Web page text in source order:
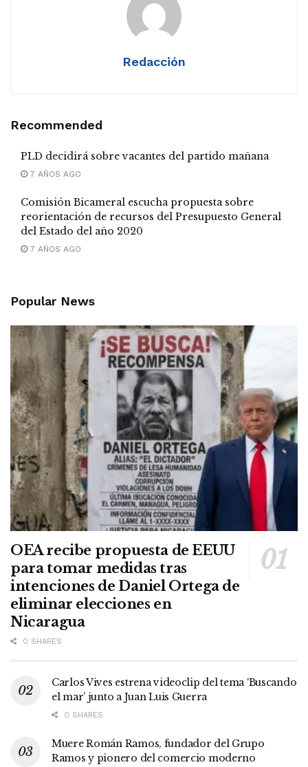
Redacción
Recommended
PLD decidirá sobre vacantes del partido mañana
7 AÑOS AGO
Comisión Bicameral escucha propuesta sobre
reorientación de recursos del Presupuesto General
del Estado del año 2020
7 AÑOS AGO
Popular News
OEA recibe propuesta de EEUU
para tomar medidas tras
intenciones de Daniel Ortega de
eliminar elecciones en
Nicaragua
0 SHARES
Carlos Vives estrena videoclip del tema ‘Buscando
el mar’ junto a Juan Luis Guerra
0 SHARES
Muere Román Ramos, fundador del Grupo
Ramos y pionero del comercio moderno